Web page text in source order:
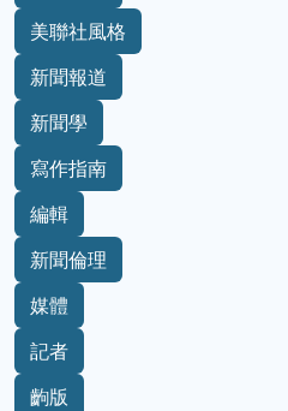
美聯社風格
新聞報道
新聞學
寫作指南
編輯
新聞倫理
媒體
記者
齣版